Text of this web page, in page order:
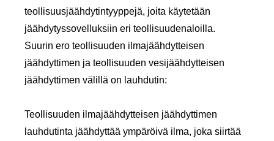
teollisuusjäähdytintyyppejä, joita käytetään
jäähdytyssovelluksiin eri teollisuudenaloilla.
Suurin ero teollisuuden ilmajäähdytteisen
jäähdyttimen ja teollisuuden vesijäähdytteisen
jäähdyttimen välillä on lauhdutin:
Teollisuuden ilmajäähdytteisen jäähdyttimen
lauhdutinta jäähdyttää ympäröivä ilma, joka siirtää